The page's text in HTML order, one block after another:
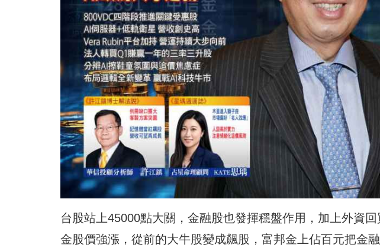
台股站上45000點大關，金融股也發揮穩盤作用，加上外資
金股價強漲，從前的大牛股變成飆股，富邦金上佔百元把金